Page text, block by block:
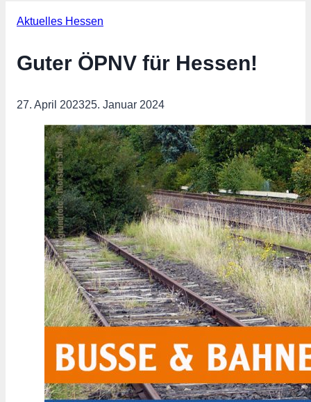
Aktuelles Hessen
Guter ÖPNV für Hessen!
27. April 202325. Januar 2024